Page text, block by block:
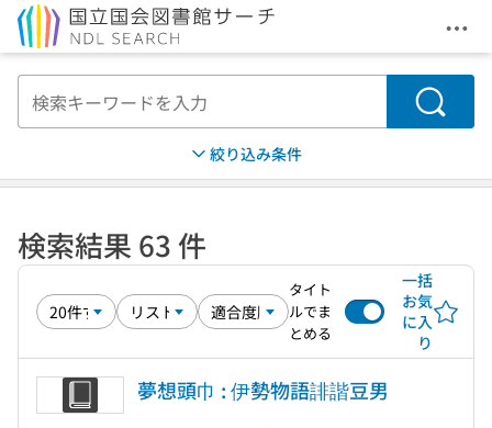
メ
検索
絞り込み条件
検索結果 63 件
タイト
ルでま
とめる
一括
お気
に入
り
夢想頭巾 : 伊勢物語誹諧豆男